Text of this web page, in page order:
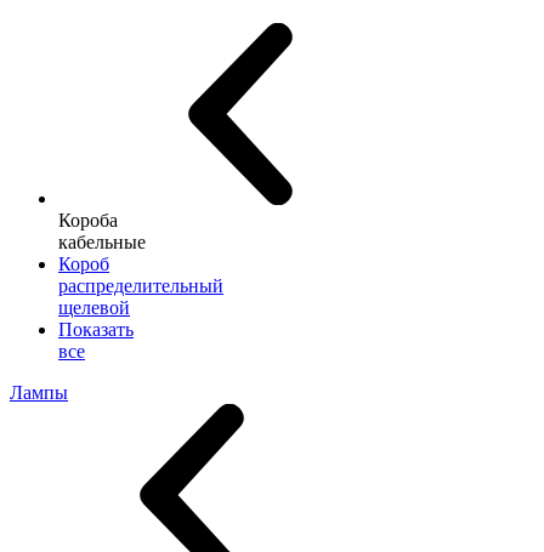
Короба
кабельные
Короб
распределительный
щелевой
Показать
все
Лампы